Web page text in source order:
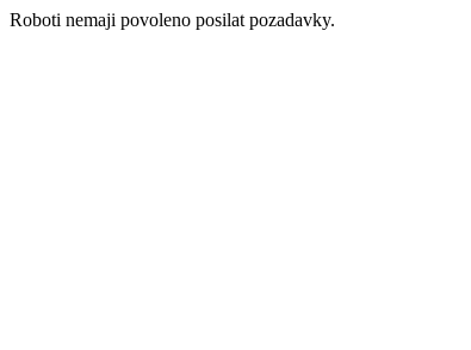
Roboti nemaji povoleno posilat pozadavky.